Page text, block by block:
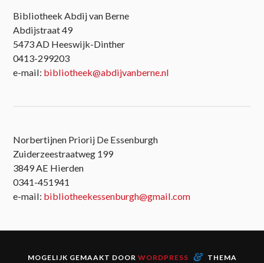
Bibliotheek Abdij van Berne
Abdijstraat 49
5473 AD Heeswijk-Dinther
0413-299203
e-mail: bibliotheek@abdijvanberne.nl
Norbertijnen Priorij De Essenburgh
Zuiderzeestraatweg 199
3849 AE Hierden
0341-451941
e-mail: bibliotheekessenburgh@gmail.com
MOGELIJK GEMAAKT DOOR WORDPRESS & THEMA